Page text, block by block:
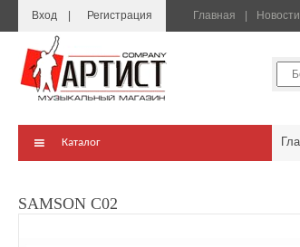
Вход Регистрация Главная Новости
Каталог
SAMSON C02